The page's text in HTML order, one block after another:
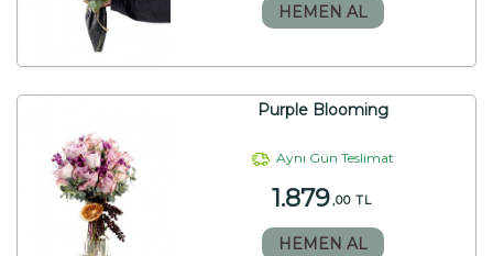
HEMEN AL
Purple Blooming
Aynı Gün Teslimat
1.879,00 TL
HEMEN AL